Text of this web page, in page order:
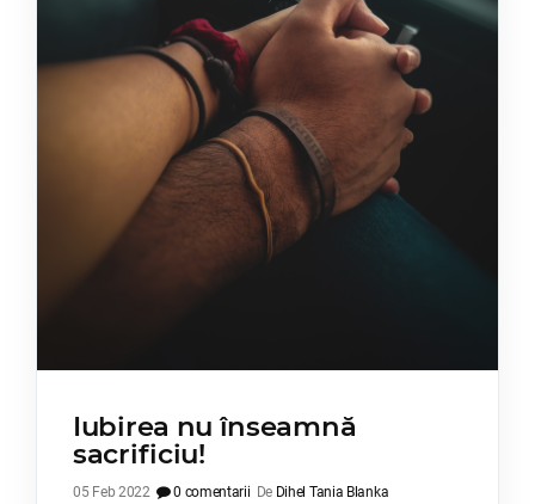
Iubirea nu înseamnă
sacrificiu!
05 Feb 2022 0 comentarii De Dihel Tania Blanka